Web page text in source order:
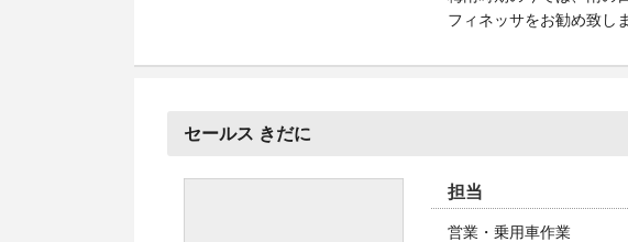
フィネッサをお勧め致し
セールス きだに
担当
営業・乗用車作業